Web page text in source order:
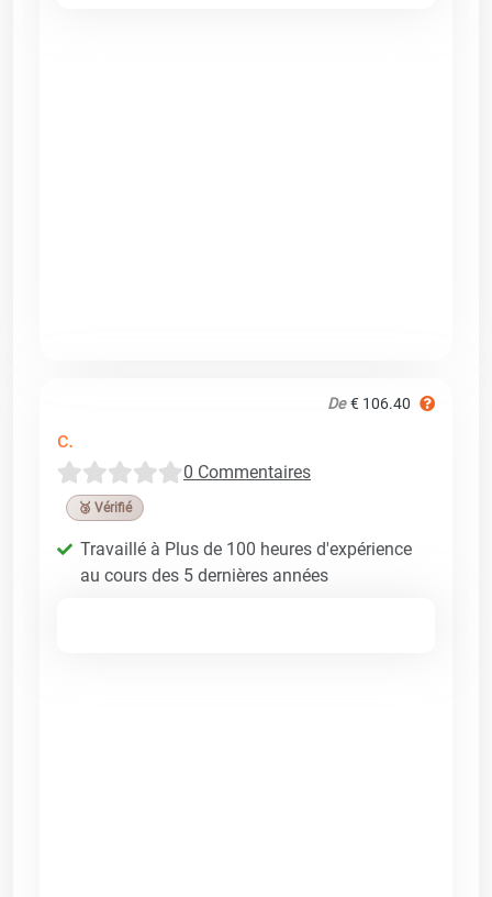
De € 106.40
c.
0 Commentaires
🥉 Vérifié
Travaillé à Plus de 100 heures d'expérience
au cours des 5 dernières années